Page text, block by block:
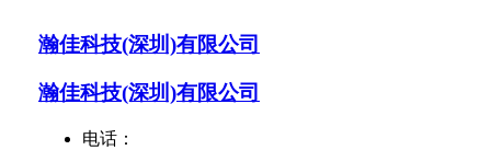
瀚佳科技(深圳)有限公司
瀚佳科技(深圳)有限公司
电话：